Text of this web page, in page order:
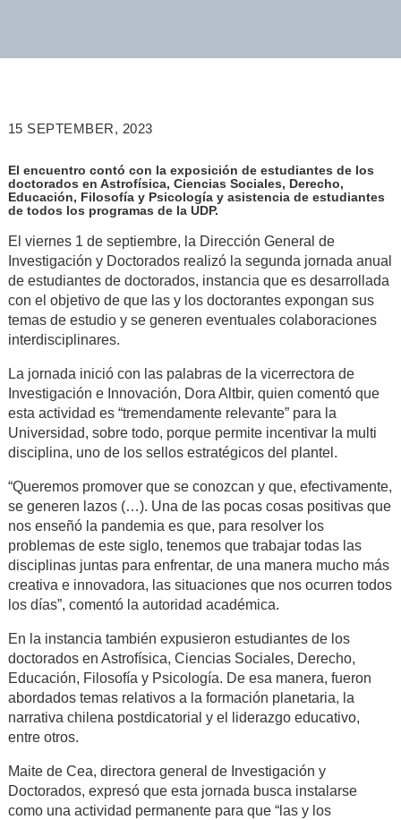
15 SEPTEMBER, 2023
El encuentro contó con la exposición de estudiantes de los
doctorados en Astrofísica, Ciencias Sociales, Derecho,
Educación, Filosofía y Psicología y asistencia de estudiantes
de todos los programas de la UDP.
El viernes 1 de septiembre, la Dirección General de
Investigación y Doctorados realizó la segunda jornada anual
de estudiantes de doctorados, instancia que es desarrollada
con el objetivo de que las y los doctorantes expongan sus
temas de estudio y se generen eventuales colaboraciones
interdisciplinares.
La jornada inició con las palabras de la vicerrectora de
Investigación e Innovación, Dora Altbir, quien comentó que
esta actividad es “tremendamente relevante” para la
Universidad, sobre todo, porque permite incentivar la multi
disciplina, uno de los sellos estratégicos del plantel.
“Queremos promover que se conozcan y que, efectivamente,
se generen lazos (…). Una de las pocas cosas positivas que
nos enseñó la pandemia es que, para resolver los
problemas de este siglo, tenemos que trabajar todas las
disciplinas juntas para enfrentar, de una manera mucho más
creativa e innovadora, las situaciones que nos ocurren todos
los días”, comentó la autoridad académica.
En la instancia también expusieron estudiantes de los
doctorados en Astrofísica, Ciencias Sociales, Derecho,
Educación, Filosofía y Psicología. De esa manera, fueron
abordados temas relativos a la formación planetaria, la
narrativa chilena postdicatorial y el liderazgo educativo,
entre otros.
Maite de Cea, directora general de Investigación y
Doctorados, expresó que esta jornada busca instalarse
como una actividad permanente para que “las y los